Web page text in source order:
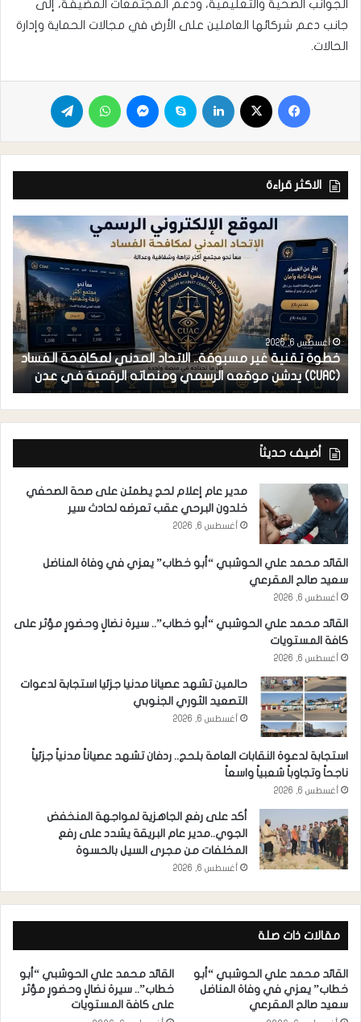
الجوانب الصحية والتعليمية، ودعم المجتمعات المضيفة، إلى
جانب دعم شركائها العاملين على الأرض في مجالات الحماية وإدارة
الحالات.
الاكثر قراءة
أغسطس 6, 2026
خطوة تقنية غير مسبوقة.. الاتحاد المدني لمكافحة الفساد
(CUAC) يدشن موقعه الرسمي ومنصاته الرقمية في عدن
أضيف حديثاً
مدير عام إعلام لحج يطمئن على صحة الصحفي
خلدون البرحي عقب تعرضه لحادث سير
أغسطس 6, 2026
القائد محمد علي الحوشبي “أبو خطاب” يعزي في وفاة المناضل
سعيد صالح المقرعي
أغسطس 6, 2026
القائد محمد علي الحوشبي “أبو خطاب”.. سيرة نضالٍ وحضورٍ مؤثر على
كافة المستويات
أغسطس 6, 2026
حالمين تشهد عصيانا مدنيا جزئيا استجابة لدعوات
التصعيد الثوري الجنوبي
أغسطس 6, 2026
استجابة لدعوة النقابات العامة بلحج.. ردفان تشهد عصياناً مدنياً جزئياً
ناجحاً وتجاوباً شعبياً واسعاً
أغسطس 6, 2026
أكد على رفع الجاهزية لمواجهة المنخفض
الجوي..مدير عام البريقة يشدد على رفع
المخلفات من مجرى السيل بالحسوة
أغسطس 6, 2026
مقالات ذات صلة
القائد محمد علي الحوشبي “أبو
خطاب” يعزي في وفاة المناضل
سعيد صالح المقرعي
القائد محمد علي الحوشبي “أبو
خطاب”.. سيرة نضالٍ وحضورٍ مؤثر
على كافة المستويات